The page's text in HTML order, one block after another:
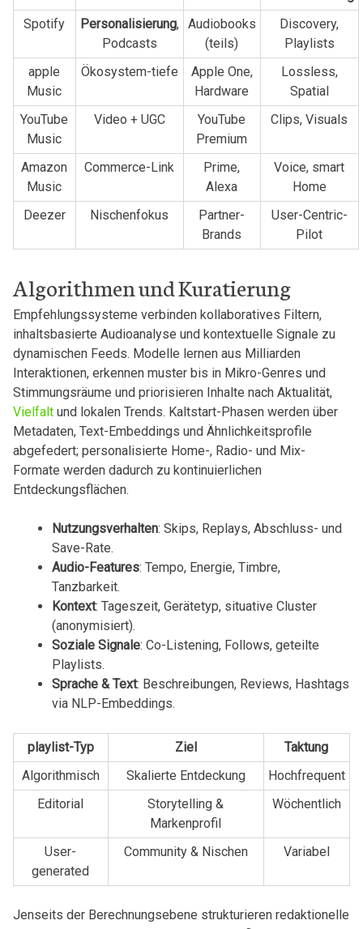
Spotify
Personalisierung,
Podcasts
Audiobooks‌
(teils)
Discovery,⁢
Playlists
apple
Music
Ökosystem-tiefe
Apple One,
Hardware
Lossless,⁢
Spatial
YouTube
Music
Video⁣ + UGC
YouTube
⁢Premium
Clips, Visuals
Amazon
Music
Commerce-Link
Prime,
Alexa
Voice, smart
Home
Deezer
Nischenfokus
Partner-
Brands
User-Centric-
Pilot
Algorithmen und ​Kuratierung
Empfehlungssysteme⁢ verbinden ⁢kollaboratives Filtern,
inhaltsbasierte ⁤Audioanalyse und kontextuelle Signale zu
dynamischen ‌Feeds. Modelle⁤ lernen aus Milliarden⁢
Interaktionen, erkennen⁢ muster‌ bis in Mikro-Genres und
Stimmungsräume und priorisieren Inhalte ‍nach Aktualität,
⁢Vielfaltund ‌lokalen Trends.​ Kaltstart-Phasen werden ⁤über
Metadaten, Text-Embeddings und Ähnlichkeitsprofile
abgefedert; personalisierte​ Home-, Radio- und Mix-
Formate‌ werden ‌dadurch⁣ zu kontinuierlichen
Entdeckungsflächen.
Nutzungsverhalten: Skips, Replays, Abschluss-⁢ und
Save-Rate.
Audio-Features: Tempo, Energie,‌ Timbre,‌
Tanzbarkeit.
Kontext: Tageszeit, Gerätetyp, situative ​Cluster⁢
(anonymisiert).
Soziale⁣ Signale: Co-Listening, ⁢Follows,⁢ geteilte
Playlists.
Sprache & Text: Beschreibungen, Reviews,⁢ Hashtags
​via NLP-Embeddings.
playlist-Typ Ziel
Taktung
Algorithmisch
Skalierte Entdeckung
Hochfrequent
Editorial
Storytelling‍ &
Markenprofil
Wöchentlich
User-
generated
Community & Nischen Variabel
Jenseits der Berechnungsebene strukturieren ‍redaktionelle⁤